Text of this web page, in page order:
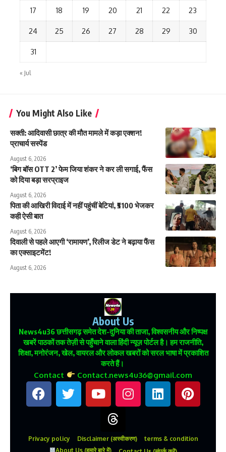
17 18 19 20 21 22 23
24 25 26 27 28 29 30
31
« Jul
You Might Also Like
सक्ती: आदिवासी छात्र की मौत मामले में कड़ा एक्शन!
प्राचार्य सस्पेंड
August 6, 2026
‘बिग बॉस OTT 2’ फेम जिया शंकर ने कर ली सगाई, फैंस
को दिया बड़ा सरप्राइज
August 6, 2026
पिता की आखिरी विदाई में नहीं पहुंचीं बेटियां, ₹5100 भेजकर
कही ऐसी बात
August 6, 2026
दिवाली से पहले आएगी ‘रामायण’, रिलीज डेट ने बढ़ाया फैंस
का एक्साइटमेंट!
August 6, 2026
About Us
News4u36छत्तीसगढ़ समेत देश-दुनिया की ताजा, विश्वसनीय और निष्पक्ष
खबरें पाठकों तक तेज़ी से पहुँचाने वाला हिंदी न्यूज़ पोर्टल है। हम राजनीति,
शिक्षा, मनोरंजन, खेल, वायरल और लोकल खबरों को सरल भाषा में प्रकाशित
करते हैं।
Contact Contact.news4u36@gmail.com
Privacy policy Disclaimer (अस्वीकरण)
terms & condition
About Us (हमारे बारे में)